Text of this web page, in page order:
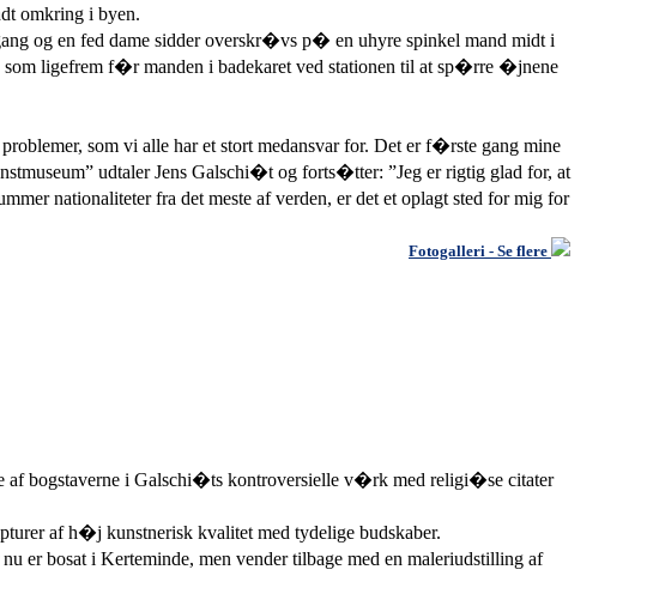
omkring i byen.
og en fed dame sidder overskr�vs p� en uhyre spinkel mand midt i
ligefrem f�r manden i badekaret ved stationen til at sp�rre �jnene
som vi alle har et stort medansvar for. Det er f�rste gang mine
udtaler Jens Galschi�t og forts�tter: ”Jeg er rigtig glad for, at
nationaliteter fra det meste af verden, er det et oplagt sted for mig for
Fotogalleri - Se flere
af bogstaverne i Galschi�ts kontroversielle v�rk med religi�se citater
af h�j kunstnerisk kvalitet med tydelige budskaber.
er bosat i Kerteminde, men vender tilbage med en maleriudstilling af